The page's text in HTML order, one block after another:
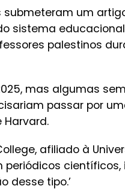
um
sistema educacional
palestinos
mas algumas
passar por
afiliado à
desse tipo.’